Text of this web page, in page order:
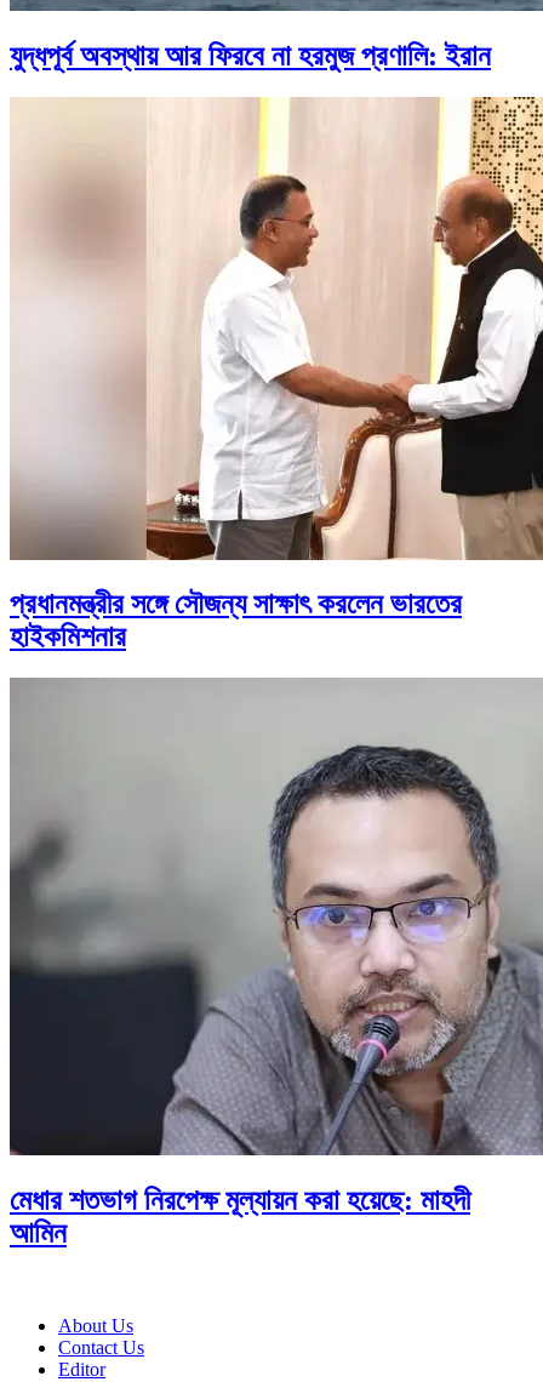
যুদ্ধপূর্ব অবস্থায় আর ফিরবে না হরমুজ প্রণালি: ইরান
প্রধানমন্ত্রীর সঙ্গে সৌজন্য সাক্ষাৎ করলেন ভারতের
হাইকমিশনার
মেধার শতভাগ নিরপেক্ষ মূল্যায়ন করা হয়েছে: মাহদী
আমিন
About Us
Contact Us
Editor